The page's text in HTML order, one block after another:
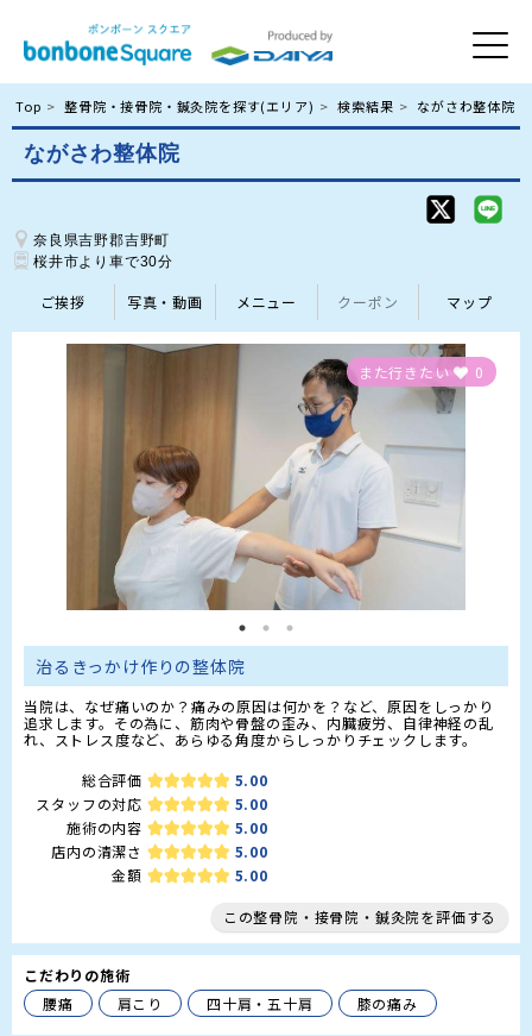
Top 整骨院・接骨院・鍼灸院を探す(エリア) 検索結果 ながさわ整体院
ながさわ整体院
奈良県吉野郡吉野町
桜井市より車で30分
ご挨拶 写真・動画 メニュー クーポン マップ
また行きたい 0
治るきっかけ作りの整体院
当院は、なぜ痛いのか？痛みの原因は何かを？など、原因をしっかり
追求します。その為に、筋肉や骨盤の歪み、内臓疲労、自律神経の乱
れ、ストレス度など、あらゆる角度からしっかりチェックします。
総合評価
5.00
スタッフの対応
5.00
施術の内容
5.00
店内の清潔さ
5.00
金額
5.00
この整骨院・接骨院・鍼灸院を評価する
こだわりの施術
腰痛
肩こり 四十肩・五十肩 膝の痛み